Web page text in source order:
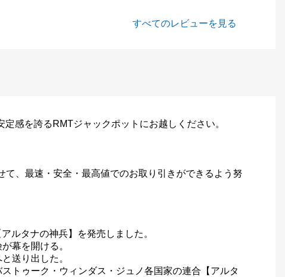
すべてのレビューを見る
感を誇るRMTジャックポットにお越しください。
、最速・安全・最高値でのお取り引きができるよう努
ルタナの神兵】を発売しました。
幕を開ける。
送り出した。
トゥーク・ウィンダス・ジュノ各国家の連合【アルタ